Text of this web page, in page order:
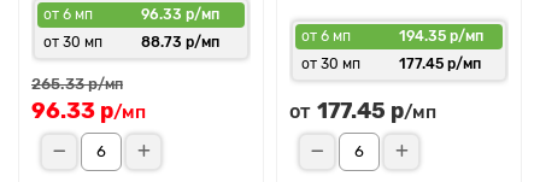
от 6 мп
96.33 р/мп
от 30 мп
88.73 р/мп
265.33 р/мп
96.33 р/мп
от 6 мп
194.35 р/мп
от 30 мп
177.45 р/мп
от 177.45 р/мп